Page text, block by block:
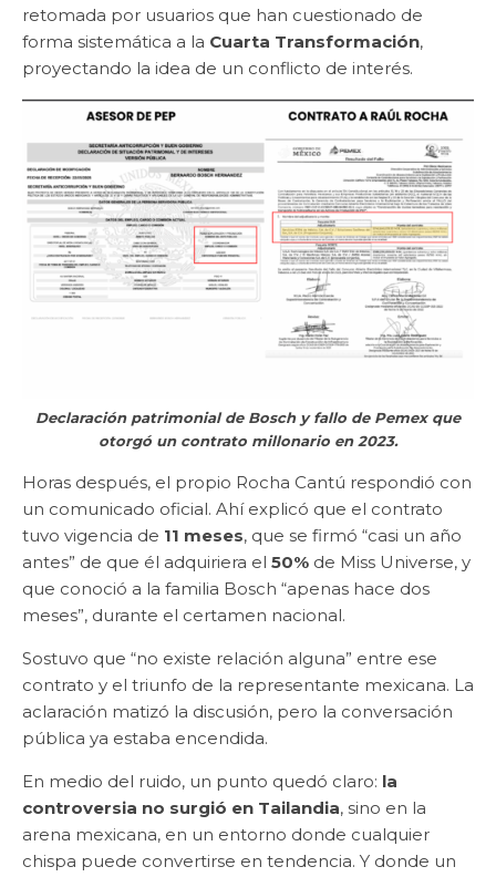
retomada por usuarios que han cuestionado de
forma sistemática a la Cuarta Transformación,
proyectando la idea de un conflicto de interés.
Declaración patrimonial de Bosch y fallo de Pemex que
otorgó un contrato millonario en 2023.
Horas después, el propio Rocha Cantú respondió con
un comunicado oficial. Ahí explicó que el contrato
tuvo vigencia de 11 meses, que se firmó “casi un año
antes” de que él adquiriera el 50% de Miss Universe, y
que conoció a la familia Bosch “apenas hace dos
meses”, durante el certamen nacional.
Sostuvo que “no existe relación alguna” entre ese
contrato y el triunfo de la representante mexicana. La
aclaración matizó la discusión, pero la conversación
pública ya estaba encendida.
En medio del ruido, un punto quedó claro: la
controversia no surgió en Tailandia, sino en la
arena mexicana, en un entorno donde cualquier
chispa puede convertirse en tendencia. Y donde un